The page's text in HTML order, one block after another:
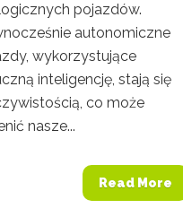
pojazdów.
autonomiczne
wykorzystujące
inteligencję, stają się
co może
nasze...
Read More